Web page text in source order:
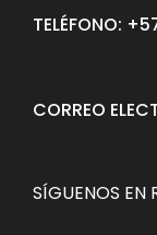
TELÉFONO:
CORREO
SÍGUENOS EN